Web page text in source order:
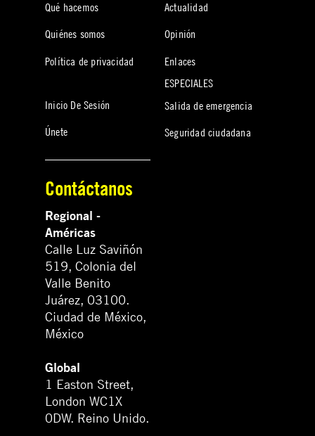
Qué hacemos
Quiénes somos
Política de privacidad
Inicio De Sesión
Únete
Actualidad
Opinión
Enlaces
ESPECIALES
Salida de emergencia
Seguridad ciudadana
Contáctanos
Regional -
Américas
Calle Luz Saviñón
519, Colonia del
Valle Benito
Juárez, 03100.
Ciudad de México,
México
Global
1 Easton Street,
London WC1X
0DW. Reino Unido.